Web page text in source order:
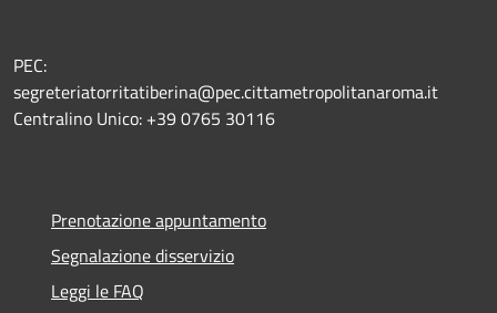
PEC:
segreteriatorritatiberina@pec.cittametropolitanaroma.it
Centralino Unico: +39 0765 30116
Prenotazione appuntamento
Segnalazione disservizio
Leggi le FAQ